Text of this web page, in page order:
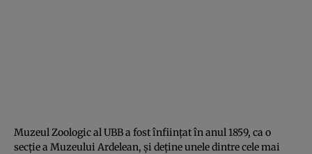
Muzeul Zoologic al UBB a fost înfiinţat în anul 1859, ca o
secţie a Muzeului Ardelean, şi deţine unele dintre cele mai